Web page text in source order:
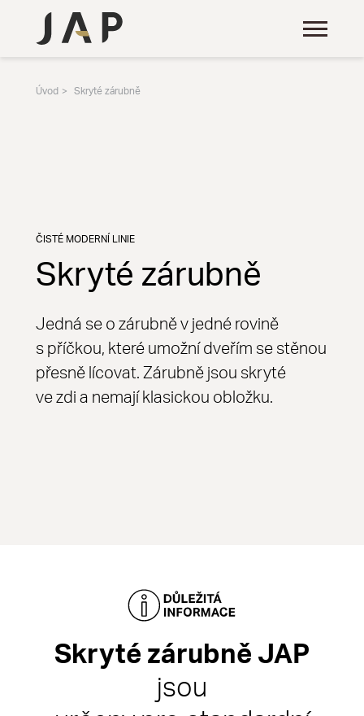
Úvod Skryté zárubně
ČISTÉ MODERNÍ LINIE
Skryté zárubně
Jedná se o zárubně v jedné rovině
s příčkou, které umožní dveřím se stěnou
přesně lícovat. Zárubně jsou skryté
ve zdi a nemají klasickou obložku.
Skryté zárubně JAP
jsou